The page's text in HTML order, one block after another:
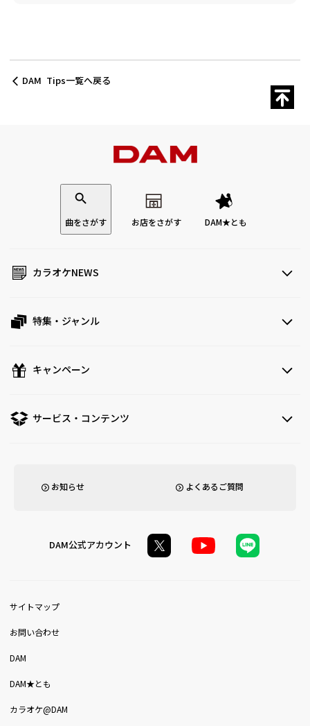
DAM Tips一覧へ戻る
曲をさがす お店をさがす DAM★とも
カラオケNEWS
特集・ジャンル
キャンペーン
サービス・コンテンツ
お知らせ よくあるご質問
DAM公式アカウント
サイトマップ
お問い合わせ
DAM
DAM★とも
カラオケ@DAM